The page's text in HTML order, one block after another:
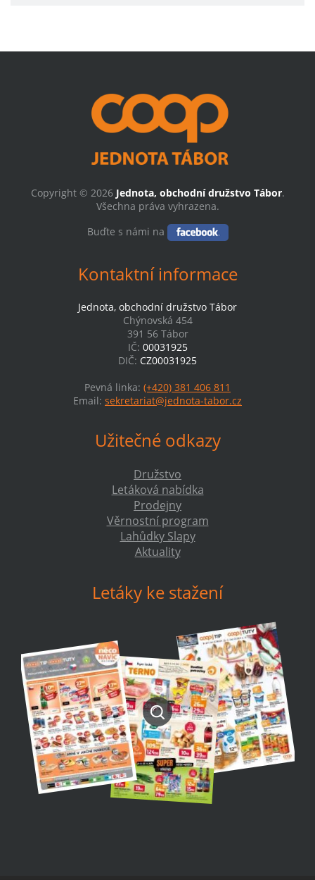
Copyright © 2026 Jednota, obchodní družstvo Tábor.
Všechna práva vyhrazena.
Buďte s námi na
Kontaktní informace
Jednota, obchodní družstvo Tábor
Chýnovská 454
391 56 Tábor
IČ: 00031925
DIČ: CZ00031925
Pevná linka: (+420) 381 406 811
Email: sekretariat@jednota-tabor.cz
Užitečné odkazy
Družstvo
Letáková nabídka
Prodejny
Věrnostní program
Lahůdky Slapy
Aktuality
Letáky ke stažení